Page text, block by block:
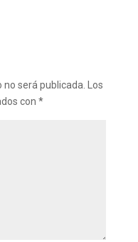
será publicada.
Los
con *